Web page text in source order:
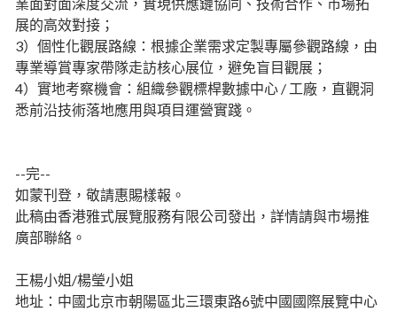
業面對面深度交流，實現供應鏈協同、技術合作、市場拓
展的高效對接；
3）個性化觀展路線：根據企業需求定製專屬參觀路線，由
專業導賞專家帶隊走訪核心展位，避免盲目觀展；
4）實地考察機會：組織參觀標桿數據中心 / 工廠，直觀洞
悉前沿技術落地應用與項目運營實踐。
--完--
如蒙刊登，敬請惠賜樣報。
此稿由香港雅式展覽服務有限公司發出，詳情請與市場推
廣部聯絡。
王楊小姐/楊瑩小姐
地址：中國北京市朝陽區北三環東路6號中國國際展覽中心